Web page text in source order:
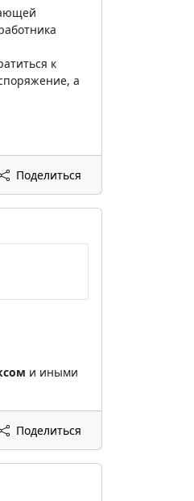
к
а
Поделиться
и иными
Поделиться